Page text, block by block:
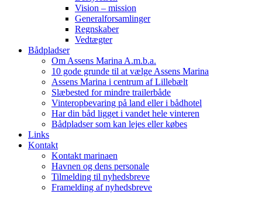
Vision – mission
Generalforsamlinger
Regnskaber
Vedtægter
Bådpladser
Om Assens Marina A.m.b.a.
10 gode grunde til at vælge Assens Marina
Assens Marina i centrum af Lillebælt
Slæbested for mindre trailerbåde
Vinteropbevaring på land eller i bådhotel
Har din båd ligget i vandet hele vinteren
Bådpladser som kan lejes eller købes
Links
Kontakt
Kontakt marinaen
Havnen og dens personale
Tilmelding til nyhedsbreve
Framelding af nyhedsbreve